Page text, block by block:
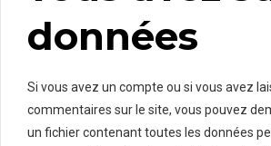
données
Si vous avez un compte ou si vous avez
commentaires sur le site, vous pouvez
un fichier contenant toutes les données